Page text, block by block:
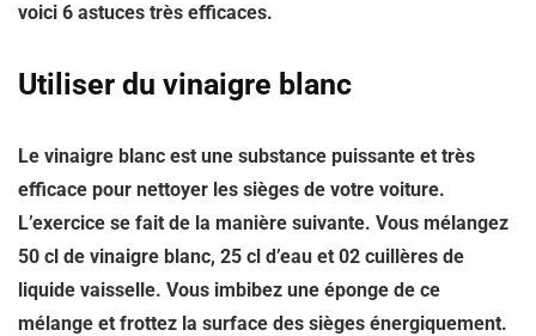
voici 6 astuces très efficaces.
Utiliser du vinaigre blanc
Le vinaigre blanc est une substance puissante et très
efficace pour nettoyer les sièges de votre voiture.
L’exercice se fait de la manière suivante. Vous mélangez
50 cl de vinaigre blanc, 25 cl d’eau et 02 cuillères de
liquide vaisselle. Vous imbibez une éponge de ce
mélange et frottez la surface des sièges énergiquement.